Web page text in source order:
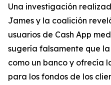
Una investigación
James y la coalición
usuarios de Cash App
sugería falsamente que
como un banco y ofrecía
para los fondos de los